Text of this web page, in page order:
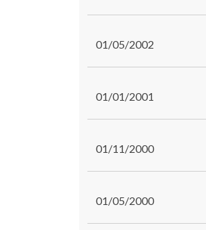
01/05/2002
01/01/2001
01/11/2000
01/05/2000